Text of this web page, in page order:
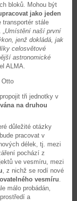
bloků. Mohou být
jako jeden
transportér stále
„Umístění naší první
jenž dokládá, jak
celosvětové
astronomické
ALMA.
tři jednotky v
na druhou
důležité otázky
pracovat v
délek, tj. mezi
pochází z
ve vesmíru, mezi
, z nichž se rodí nové
vesmíru.
málo probádán,
a